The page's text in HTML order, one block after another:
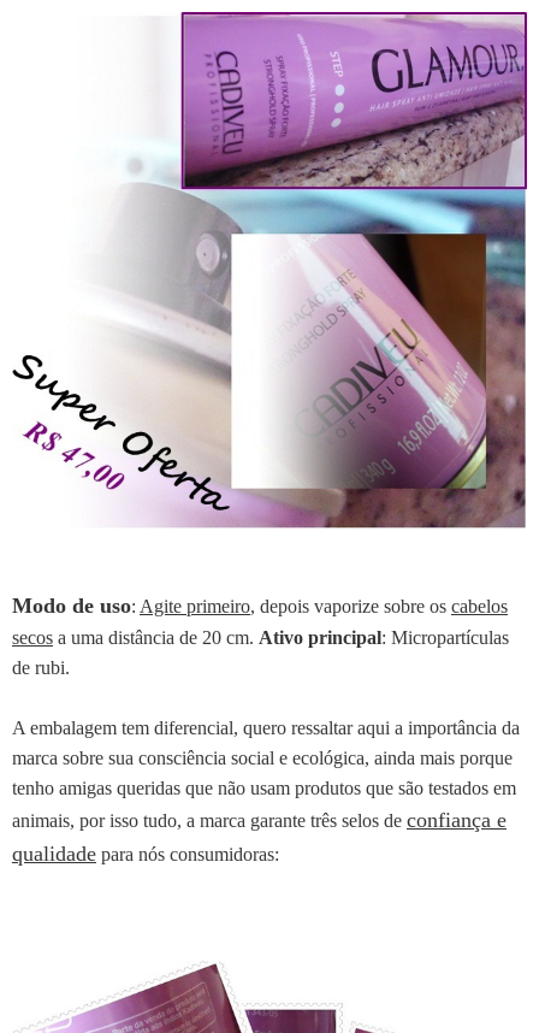
Modo de uso: Agite primeiro, depois vaporize sobre os cabelos
secos a uma distância de 20 cm. Ativo principal: Micropartículas
de rubi.
A embalagem tem diferencial, quero ressaltar aqui a importância da
marca sobre sua consciência social e ecológica, ainda mais porque
tenho amigas queridas que não usam produtos que são testados em
animais, por isso tudo, a marca garante três selos de confiança e
qualidade para nós consumidoras: